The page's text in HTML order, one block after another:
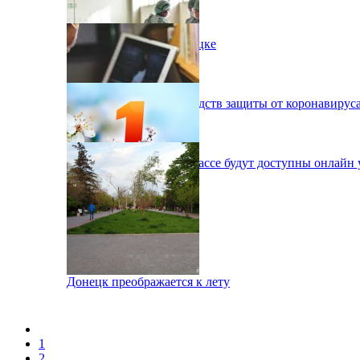
Пожар на шахте в Донецке
Медикам не хватает средств защиты от коронавируса
Школа онлайн: на Донбассе будут доступны онлайн
Донецк отметил 1 мая
Донецк преображается к лету
1